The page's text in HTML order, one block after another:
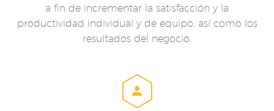
a fin de incrementar la satisfacción y la
productividad individual y de equipo, así como los
resultados del negocio.

